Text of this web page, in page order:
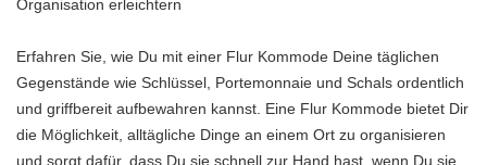
Organisation erleichtern
Erfahren Sie, wie Du mit einer Flur Kommode Deine täglichen
Gegenstände wie Schlüssel, Portemonnaie und Schals ordentlich
und griffbereit aufbewahren kannst. Eine Flur Kommode bietet Dir
die Möglichkeit, alltägliche Dinge an einem Ort zu organisieren
und sorgt dafür, dass Du sie schnell zur Hand hast, wenn Du sie